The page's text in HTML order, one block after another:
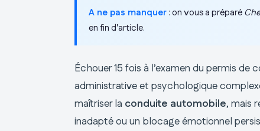
A ne pas manquer: on vous a préparé
en fin d’article.
Échouer 15 fois à l’examen du permis
administrative et psychologique
maîtriser la conduite automobile, mais
inadapté ou un blocage émotionnel